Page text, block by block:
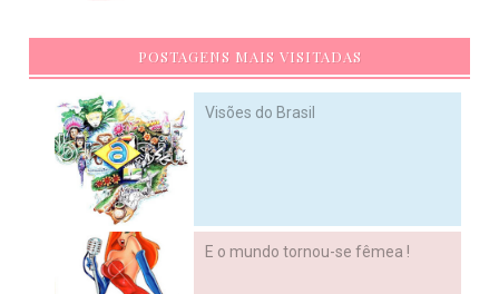
POSTAGENS MAIS VISITADAS
Visões do Brasil
E o mundo tornou-se fêmea !